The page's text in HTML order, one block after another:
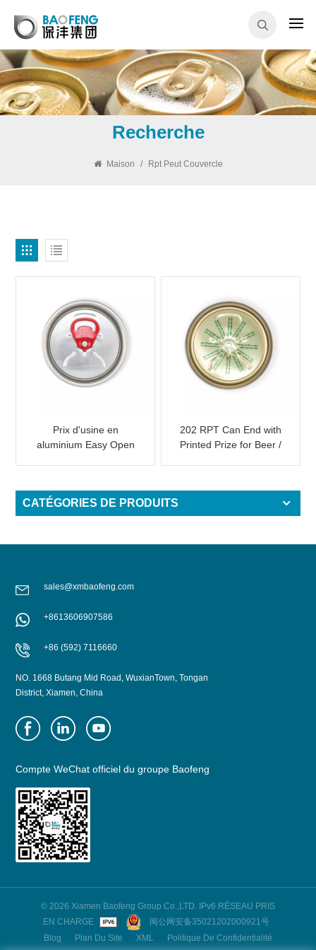
Recherche
Maison / Rpt Peut Couvercle
Prix d'usine en
aluminium Easy Open
202 RPT Can End with
Printed Prize for Beer /
CATÉGORIES DE PRODUITS
sales@xmbaofeng.com
+8613606907586
+86 (592) 7116660
NO. 1668 Butang Mid Road, WuxianTown, Tongan
District, Xiamen, China
Compte WeChat officiel du groupe Baofeng
© 2026 Xiamen Baofeng Group Co.,LTD. IPv6 RÉSEAU PRIS
EN CHARGE
闽公网安备35021202000921号
Blog
Plan Du Site XML Politique De Confidentialité